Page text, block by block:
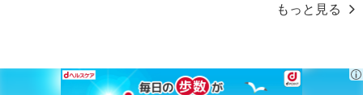
※商品到着時点でのお日持ち期間は、配送日数などにより異なり
・原材料/材質/素材：牛肉(バラ肉、カタ肉)
・お召し上がり方：
もっと見る